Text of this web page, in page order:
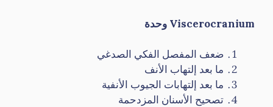
Viscerocranium وحدة
ضعف المفصل الفكي الصدغي
ما بعد إلتهاب الأنف
ما بعد إلتهابات الجيوب الأنفية
تصحيح الأسنان المزدحمة